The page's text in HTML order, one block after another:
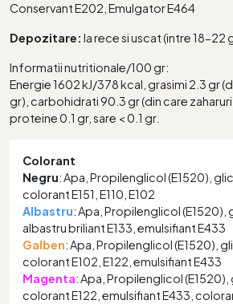
Conservant E202, Emulgator E464
Depozitare: la rece si uscat (intre 18-22
Informatii nutritionale/100 gr:
Energie 1602 kJ/378 kcal, grasimi 2.3 gr
gr), carbohidrati 90.3 gr (din care zaharuri
proteine 0.1 gr, sare < 0.1 gr.
Colorant
Negru: Apa, Propilenglicol (E1520),
colorant E151, E110, E102
Albastru: Apa, Propilenglicol (E1520),
albastru briliant E133, emulsifiant E433
Galben: Apa, Propilenglicol (E1520),
colorant E102, E122, emulsifiant E433
Magenta: Apa, Propilenglicol (E1520),
colorant E122, emulsifiant E433,